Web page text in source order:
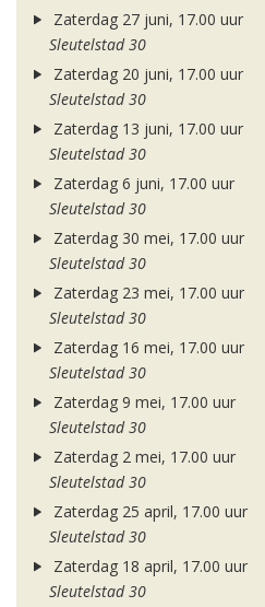
Zaterdag 27 juni, 17.00 uur
Sleutelstad 30
Zaterdag 20 juni, 17.00 uur
Sleutelstad 30
Zaterdag 13 juni, 17.00 uur
Sleutelstad 30
Zaterdag 6 juni, 17.00 uur
Sleutelstad 30
Zaterdag 30 mei, 17.00 uur
Sleutelstad 30
Zaterdag 23 mei, 17.00 uur
Sleutelstad 30
Zaterdag 16 mei, 17.00 uur
Sleutelstad 30
Zaterdag 9 mei, 17.00 uur
Sleutelstad 30
Zaterdag 2 mei, 17.00 uur
Sleutelstad 30
Zaterdag 25 april, 17.00 uur
Sleutelstad 30
Zaterdag 18 april, 17.00 uur
Sleutelstad 30